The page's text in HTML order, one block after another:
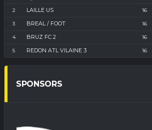
2 LAILLE US 16
3 BREAL / FOOT 16
4 BRUZ FC 2 16
5 REDON ATL VILAINE 3 16
SPONSORS